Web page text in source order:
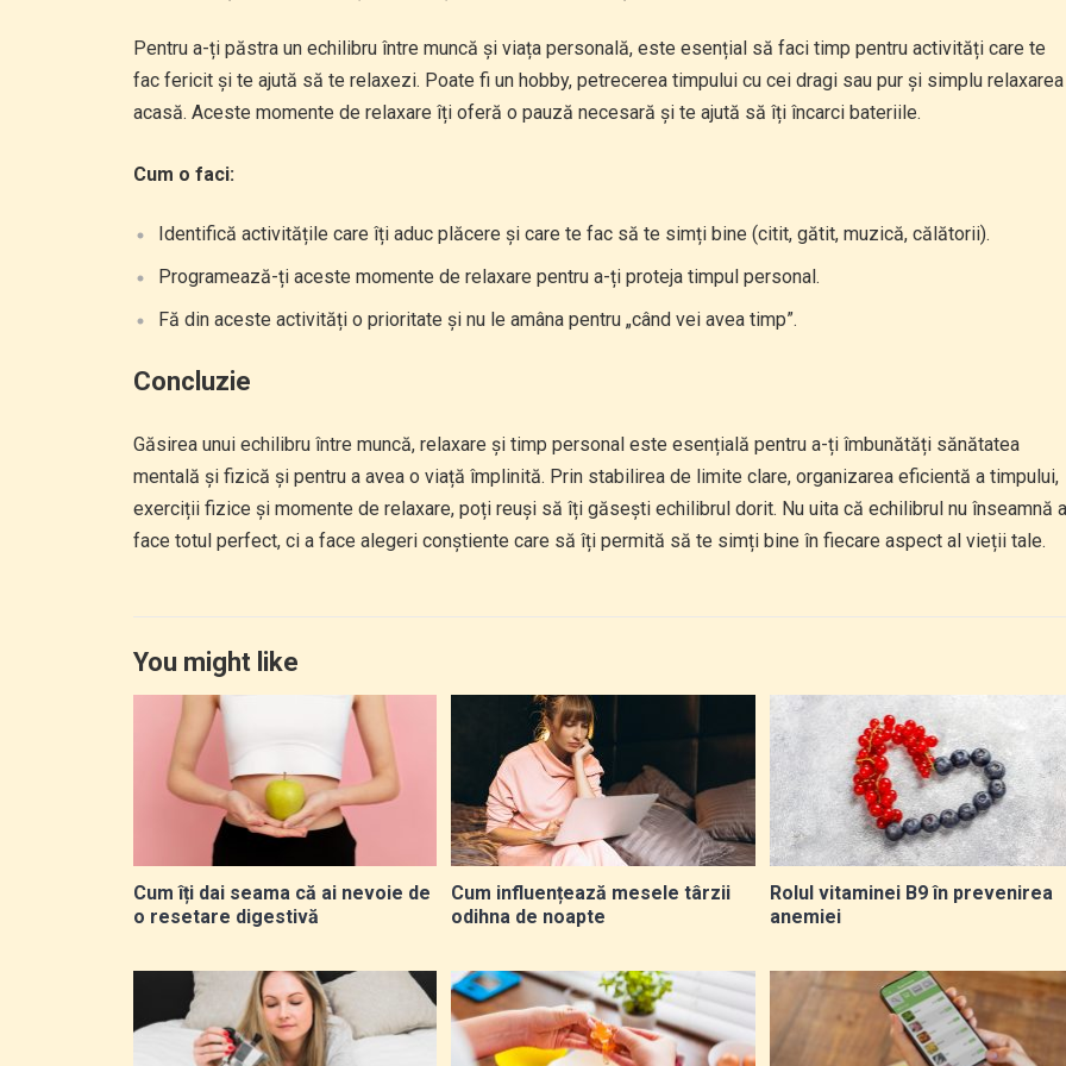
Pentru a-ți păstra un echilibru între muncă și viața personală, este esențial să faci timp pentru activități care te
fac fericit și te ajută să te relaxezi. Poate fi un hobby, petrecerea timpului cu cei dragi sau pur și simplu relaxarea
acasă. Aceste momente de relaxare îți oferă o pauză necesară și te ajută să îți încarci bateriile.
Cum o faci:
Identifică activitățile care îți aduc plăcere și care te fac să te simți bine (citit, gătit, muzică, călătorii).
Programează-ți aceste momente de relaxare pentru a-ți proteja timpul personal.
Fă din aceste activități o prioritate și nu le amâna pentru „când vei avea timp”.
Concluzie
Găsirea unui echilibru între muncă, relaxare și timp personal este esențială pentru a-ți îmbunătăți sănătatea
mentală și fizică și pentru a avea o viață împlinită. Prin stabilirea de limite clare, organizarea eficientă a timpului,
exerciții fizice și momente de relaxare, poți reuși să îți găsești echilibrul dorit. Nu uita că echilibrul nu înseamnă a
face totul perfect, ci a face alegeri conștiente care să îți permită să te simți bine în fiecare aspect al vieții tale.
You might like
Cum îți dai seama că ai nevoie de
o resetare digestivă
Cum influențează mesele târzii
odihna de noapte
Rolul vitaminei B9 în prevenirea
anemiei